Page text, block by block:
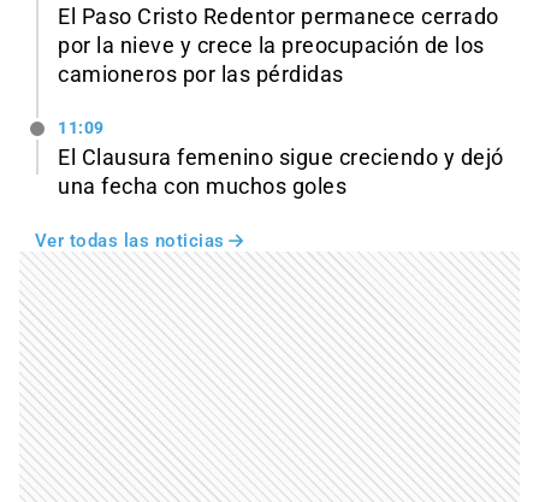
El Paso Cristo Redentor permanece cerrado
por la nieve y crece la preocupación de los
camioneros por las pérdidas
11:09
El Clausura femenino sigue creciendo y dejó
una fecha con muchos goles
Ver todas las noticias